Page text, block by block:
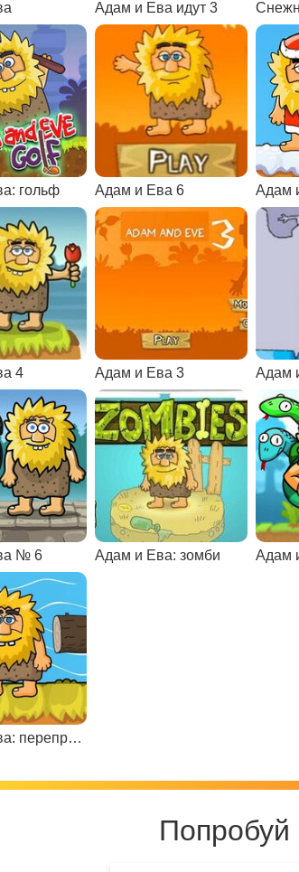
Адам и Ева идут 3
гольф Адам и Ева 6
4 Адам и Ева 3 Адам
№ 6 Адам и Ева: зомби
Адам и Ева: переправа через реку
Попробуй